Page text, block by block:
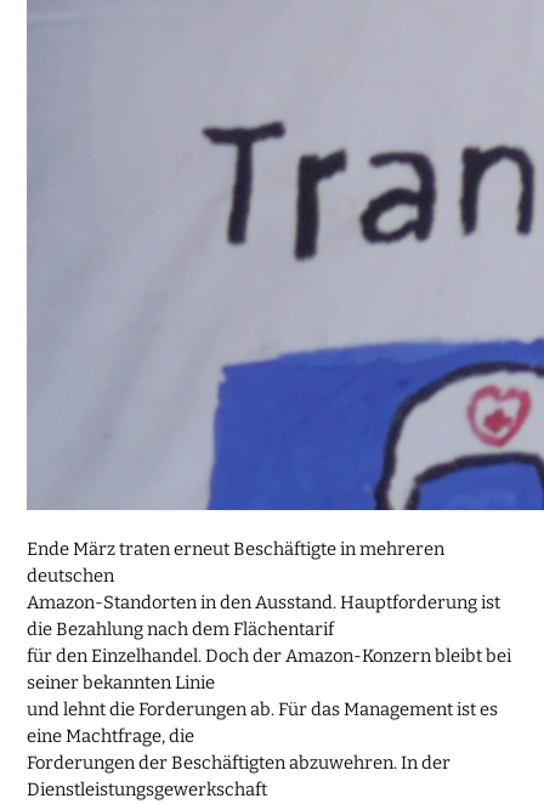
Ende März traten erneut Beschäftigte in mehreren
deutschen
Amazon-Standorten in den Ausstand. Hauptforderung ist
die Bezahlung nach dem Flächentarif
für den Einzelhandel. Doch der Amazon-Konzern bleibt bei
seiner bekannten Linie
und lehnt die Forderungen ab. Für das Management ist es
eine Machtfrage, die
Forderungen der Beschäftigten abzuwehren. In der
Dienstleistungsgewerkschaft